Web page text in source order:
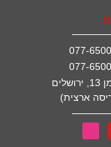
077-
077-
האומן 13, ירושלים
ארצית)